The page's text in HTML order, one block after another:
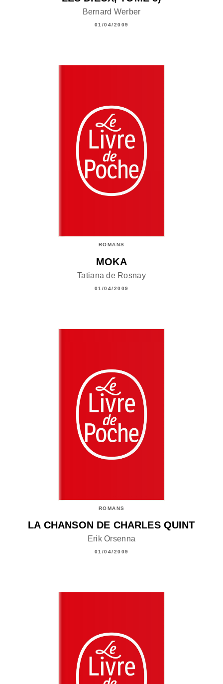
Bernard Werber
01/04/2009
ROMANS
MOKA
Tatiana de Rosnay
01/04/2009
ROMANS
LA CHANSON DE CHARLES QUINT
Erik Orsenna
01/04/2009